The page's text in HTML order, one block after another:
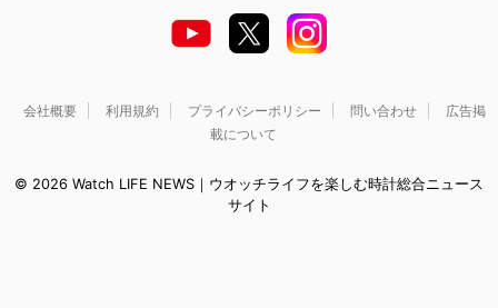
会社概要 利用規約 プライバシーポリシー 問い合わせ
広告掲
載について
© 2026 Watch LIFE NEWS｜ウオッチライフを楽しむ時計総合ニュース
サイト